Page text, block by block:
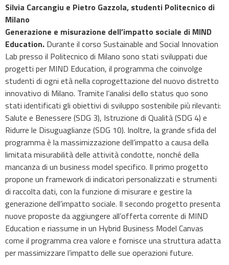
Silvia Carcangiu e Pietro Gazzola, studenti Politecnico di
Milano
Generazione e misurazione dell’impatto sociale di MIND
Education. Durante il corso Sustainable and Social Innovation
Lab presso il Politecnico di Milano sono stati sviluppati due
progetti per MIND Education, il programma che coinvolge
studenti di ogni età nella coprogettazione del nuovo distretto
innovativo di Milano. Tramite l’analisi dello status quo sono
stati identificati gli obiettivi di sviluppo sostenibile più rilevanti:
Salute e Benessere (SDG 3), Istruzione di Qualità (SDG 4) e
Ridurre le Disuguaglianze (SDG 10). Inoltre, la grande sfida del
programma è la massimizzazione dell’impatto a causa della
limitata misurabilità delle attività condotte, nonché della
mancanza di un business model specifico. Il primo progetto
propone un framework di indicatori personalizzati e strumenti
di raccolta dati, con la funzione di misurare e gestire la
generazione dell’impatto sociale. Il secondo progetto presenta
nuove proposte da aggiungere all’offerta corrente di MIND
Education e riassume in un Hybrid Business Model Canvas
come il programma crea valore e fornisce una struttura adatta
per massimizzare l’impatto delle sue operazioni future.